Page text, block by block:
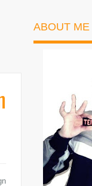
ABOUT ME